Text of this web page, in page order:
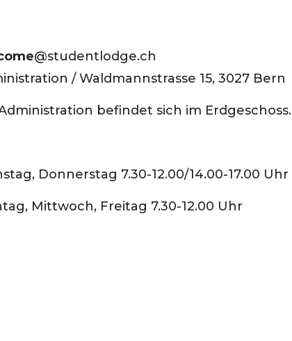
@studentlodge.ch
/ Waldmannstrasse 15, 3027 Bern
befindet sich im Erdgeschoss.
Donnerstag 7.30-12.00/14.00-17.00 Uhr
Mittwoch, Freitag 7.30-12.00 Uhr